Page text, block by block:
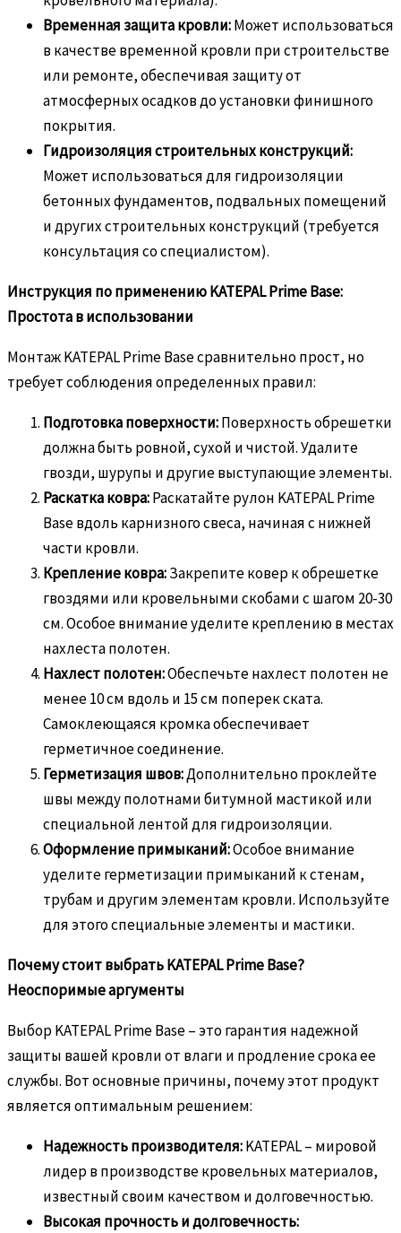
Временная защита кровли:Может использоваться
в качестве временной кровли при строительстве
или ремонте, обеспечивая защиту от
атмосферных осадков до установки финишного
покрытия.
Гидроизоляция строительных конструкций:
Может использоваться для гидроизоляции
бетонных фундаментов, подвальных помещений
и других строительных конструкций (требуется
консультация со специалистом).
Инструкция по применению KATEPAL Prime Base:
Простота в использовании
Монтаж KATEPAL Prime Base сравнительно прост, но
требует соблюдения определенных правил:
Подготовка поверхности:Поверхность обрешетки
должна быть ровной, сухой и чистой. Удалите
гвозди, шурупы и другие выступающие элементы.
Раскатка ковра:Раскатайте рулон KATEPAL Prime
Base вдоль карнизного свеса, начиная с нижней
части кровли.
Крепление ковра:Закрепите ковер к обрешетке
гвоздями или кровельными скобами с шагом 20-30
см. Особое внимание уделите креплению в местах
нахлеста полотен.
Нахлест полотен:Обеспечьте нахлест полотен не
менее 10 см вдоль и 15 см поперек ската.
Самоклеющаяся кромка обеспечивает
герметичное соединение.
Герметизация швов:Дополнительно проклейте
швы между полотнами битумной мастикой или
специальной лентой для гидроизоляции.
Оформление примыканий:Особое внимание
уделите герметизации примыканий к стенам,
трубам и другим элементам кровли. Используйте
для этого специальные элементы и мастики.
Почему стоит выбрать KATEPAL Prime Base?
Неоспоримые аргументы
Выбор KATEPAL Prime Base – это гарантия надежной
защиты вашей кровли от влаги и продление срока ее
службы. Вот основные причины, почему этот продукт
является оптимальным решением:
Надежность производителя:KATEPAL – мировой
лидер в производстве кровельных материалов,
известный своим качеством и долговечностью.
Высокая прочность и долговечность: